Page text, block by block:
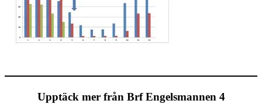
Upptäck mer från Brf Engelsmannen 4